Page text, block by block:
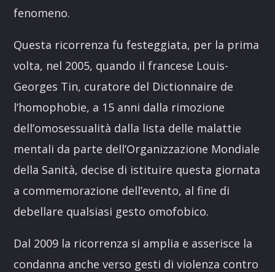
fenomeno.
Questa ricorrenza fu festeggiata, per la prima
volta, nel 2005, quando il francese Louis-
Georges Tin, curatore del Dictionnaire de
l’homophobie, a 15 anni dalla rimozione
dell’omosessualità dalla lista delle malattie
mentali da parte dell’Organizzazione Mondiale
della Sanità, decise di istituire questa giornata
a commemorazione dell’evento, al fine di
debellare qualsiasi gesto omofobico.
Dal 2009 la ricorrenza si amplia e asserisce la
condanna anche verso gesti di violenza contro